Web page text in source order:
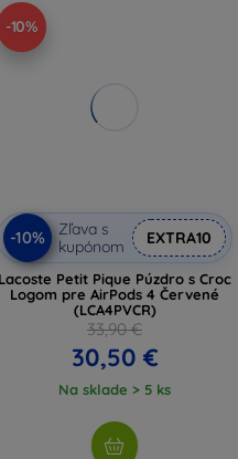
-10%
-10%
Zľava s
kupónom
EXTRA10
Lacoste Petit Pique Púzdro s Croc
Logom pre AirPods 4 Červené
(LCA4PVCR)
33,90 €
30,50 €
Na sklade > 5 ks